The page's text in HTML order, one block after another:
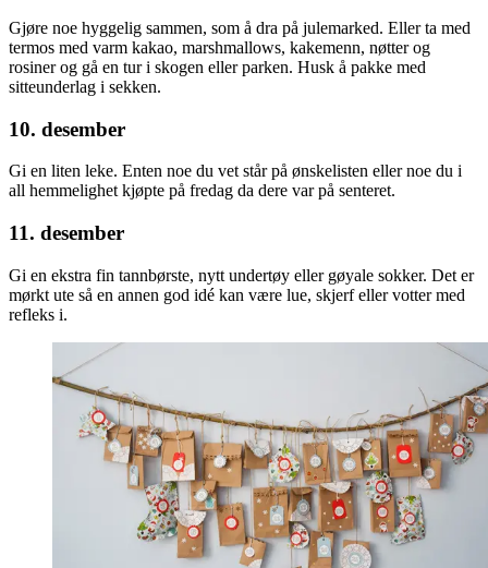
Gjøre noe hyggelig sammen, som å dra på julemarked. Eller ta med
termos med varm kakao, marshmallows, kakemenn, nøtter og
rosiner og gå en tur i skogen eller parken. Husk å pakke med
sitteunderlag i sekken.
10. desember
Gi en liten leke. Enten noe du vet står på ønskelisten eller noe du i
all hemmelighet kjøpte på fredag da dere var på senteret.
11. desember
Gi en ekstra fin tannbørste, nytt undertøy eller gøyale sokker. Det er
mørkt ute så en annen god idé kan være lue, skjerf eller votter med
refleks i.